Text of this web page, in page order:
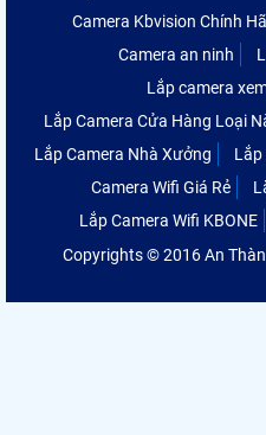
Camera Kbvision Chính
Camera an ninh
Lắp camera
Lắp Camera Cửa Hàng Loại
Lắp Camera Nhà Xưởng
Lắp
Camera Wifi Giá Rẻ
Lắp Camera Wifi KBONE
Copyrights © 2016 An